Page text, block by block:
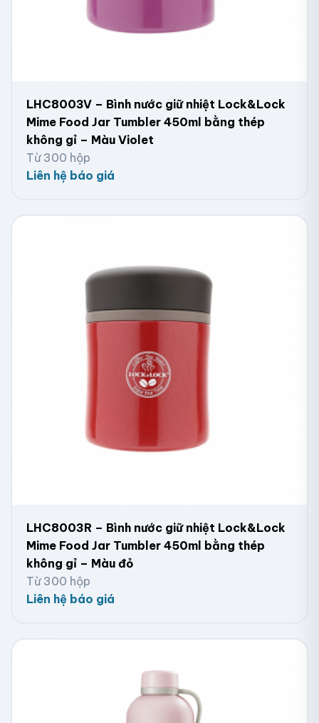
LHC8003V – Bình nước giữ nhiệt Lock&Lock
Mime Food Jar Tumbler 450ml bằng thép
không gỉ – Màu Violet
Từ 300 hộp
Liên hệ báo giá
LHC8003R – Bình nước giữ nhiệt Lock&Lock
Mime Food Jar Tumbler 450ml bằng thép
không gỉ – Màu đỏ
Từ 300 hộp
Liên hệ báo giá